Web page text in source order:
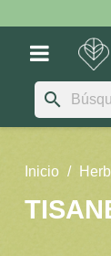
search
Inicio